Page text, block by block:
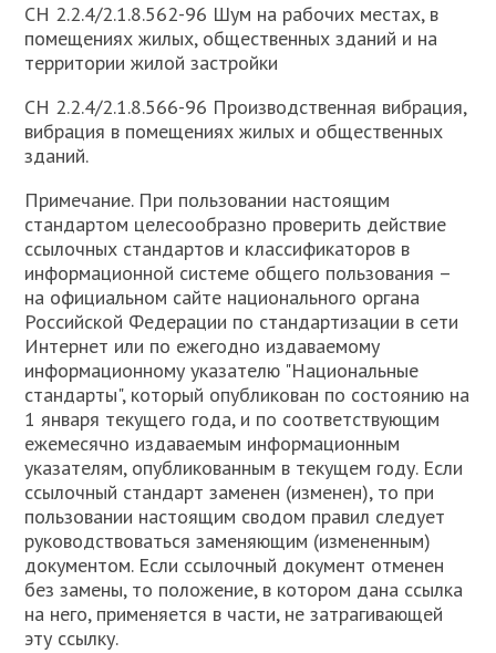
СН 2.2.4/2.1.8.562-96 Шум на рабочих местах, в
помещениях жилых, общественных зданий и на
территории жилой застройки
СН 2.2.4/2.1.8.566-96 Производственная вибрация,
вибрация в помещениях жилых и общественных
зданий.
Примечание. При пользовании настоящим
стандартом целесообразно проверить действие
ссылочных стандартов и классификаторов в
информационной системе общего пользования –
на официальном сайте национального органа
Российской Федерации по стандартизации в сети
Интернет или по ежегодно издаваемому
информационному указателю "Национальные
стандарты", который опубликован по состоянию на
1 января текущего года, и по соответствующим
ежемесячно издаваемым информационным
указателям, опубликованным в текущем году. Если
ссылочный стандарт заменен (изменен), то при
пользовании настоящим сводом правил следует
руководствоваться заменяющим (измененным)
документом. Если ссылочный документ отменен
без замены, то положение, в котором дана ссылка
на него, применяется в части, не затрагивающей
эту ссылку.